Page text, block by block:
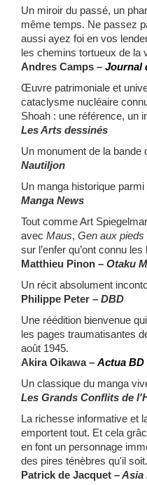
Un miroir du passé, un
même temps. Ne passez
aussi ayez foi en vos
les chemins tortueux de la
Andres Camps – Journal
Œuvre patrimoniale et
cataclysme nucléaire
Shoah : une référence, un
Les Arts dessinés
Un monument de la bande
Nautiljon
Un manga historique
Manga News
Tout comme Art
avec Maus, Gen aux pieds
sur l’enfer qu’ont connu
Matthieu Pinon – Otaku
Un récit absolument
Philippe Peter – DBD
Une réédition bienvenue
les pages traumatisantes
août 1945.
Akira Oikawa – Actua BD
Un classique du manga
Les Grands Conflits de
La richesse informative et
emportent tout. Et cela
en font un personnage
des pires ténèbres qu'il soit.
Patrick de Jacquet –Asia